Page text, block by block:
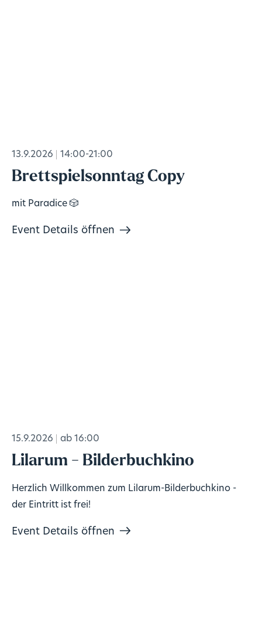
13.9.2026 14:00-21:00
Brettspielsonntag Copy
mit Paradice 🎲
Event Details öffnen
15.9.2026 ab 16:00
Lilarum - Bilderbuchkino
Herzlich Willkommen zum Lilarum-Bilderbuchkino -
der Eintritt ist frei!
Event Details öffnen